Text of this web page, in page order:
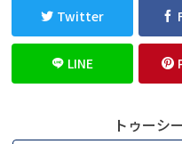
Twitter
LINE
トゥーシ